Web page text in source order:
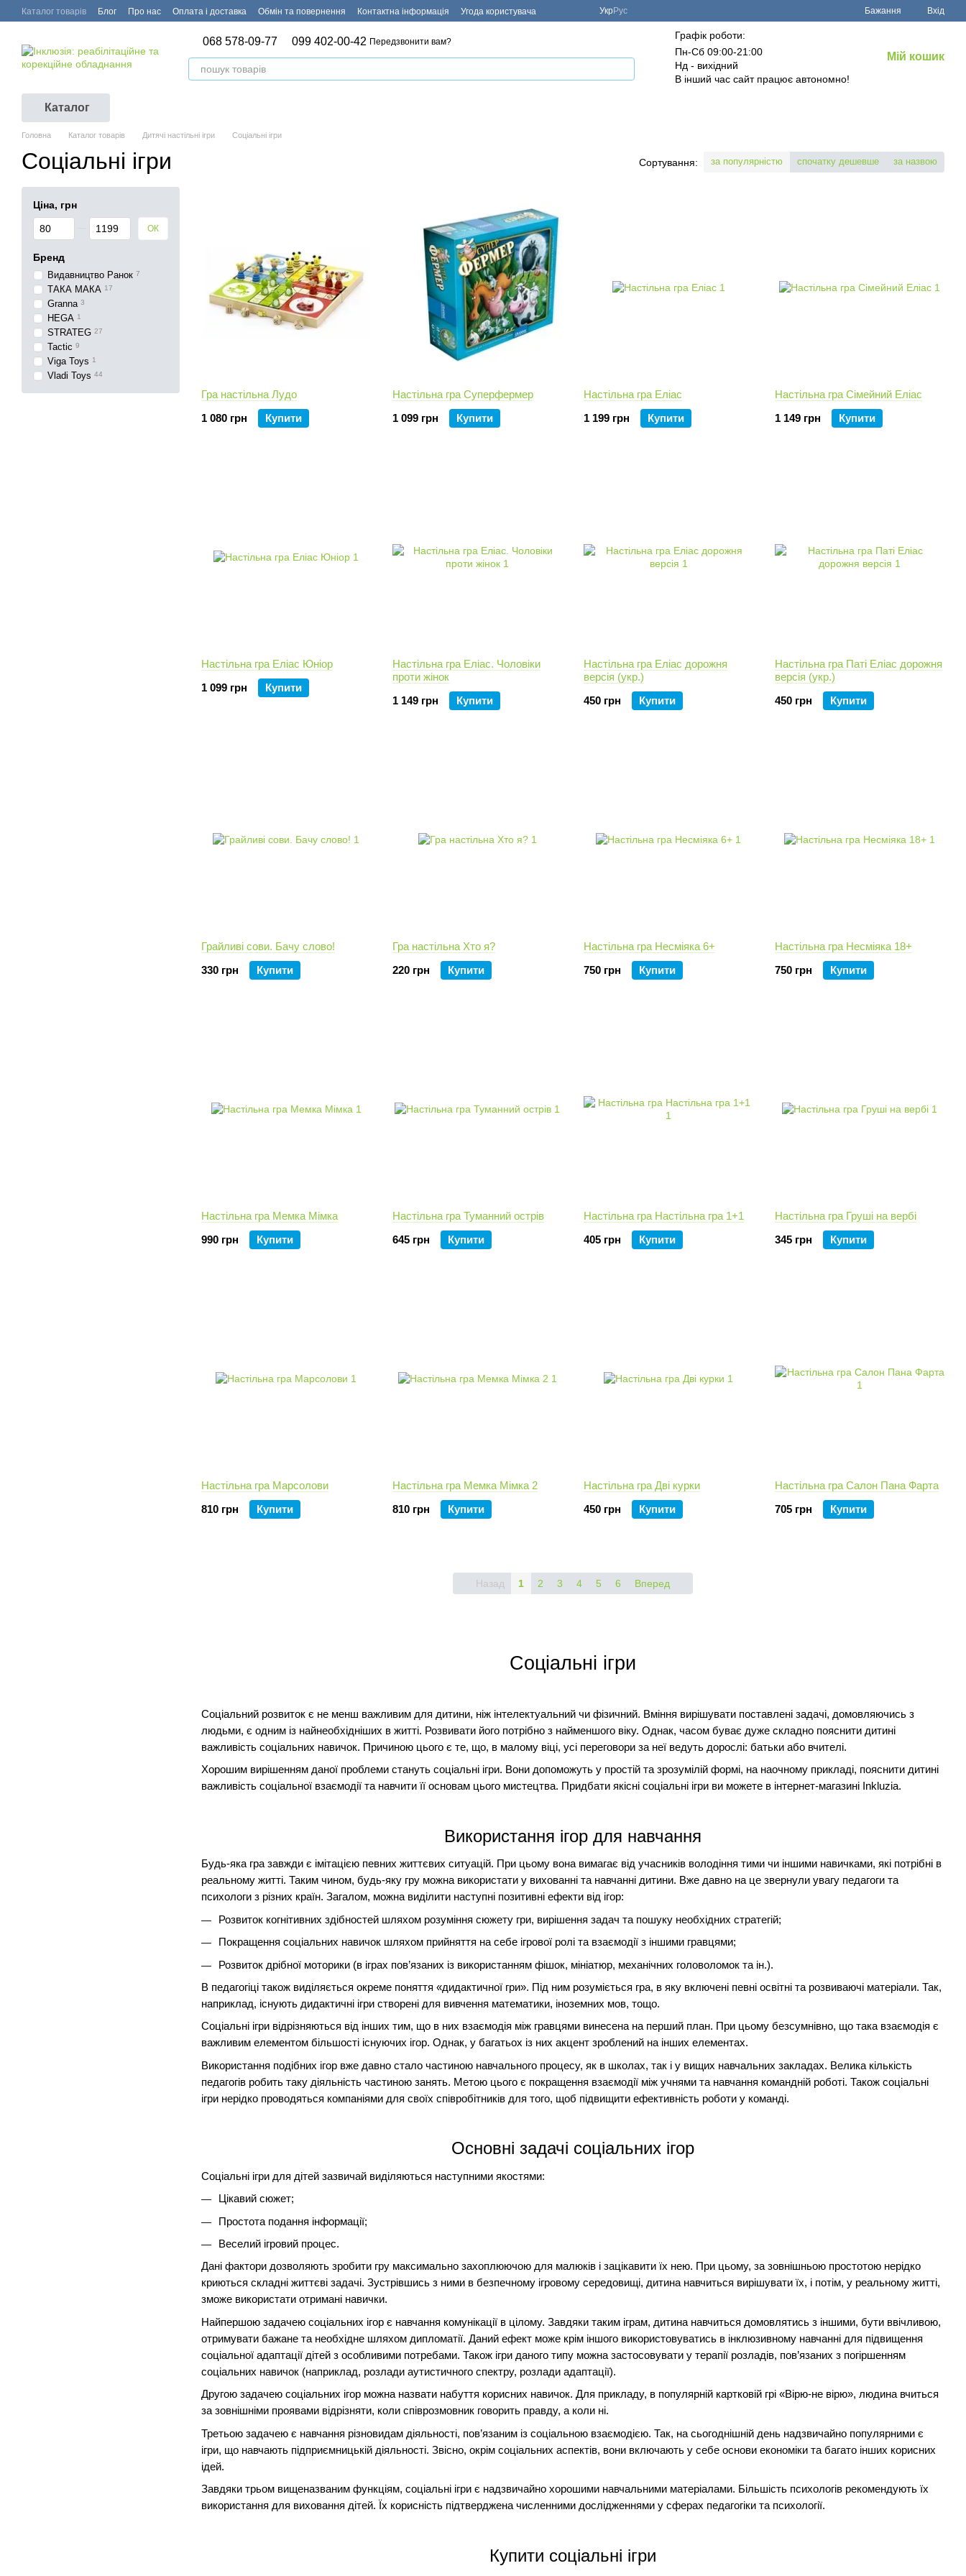
Перейти до основного контенту
Каталог товарів Блог Про нас Оплата і доставка Обмін та повернення Контактна інформація Угода користувача УкрРус Бажання Вхід
068 578-09-77 099 402-00-42 Передзвонити вам?
Графік роботи:
Пн-Сб 09:00-21:00
Нд - вихідний
В інший час сайт працює автономно!
Мій кошик
Каталог
Головна Каталог товарів Дитячі настільні ігри Соціальні ігри
Соціальні ігри Сортування: за популярністю спочатку дешевше за назвою
Соціальні ігри
Соціальний розвиток є не менш важливим для дитини, ніж інтелектуальний чи фізичний. Вміння вирішувати поставлені задачі, домовляючись з
людьми, є одним із найнеобхідніших в житті. Розвивати його потрібно з найменшого віку. Однак, часом буває дуже складно пояснити дитині
важливість соціальних навичок. Причиною цього є те, що, в малому віці, усі переговори за неї ведуть дорослі: батьки або вчителі.
Хорошим вирішенням даної проблеми стануть соціальні ігри. Вони допоможуть у простій та зрозумілій формі, на наочному прикладі, пояснити дитині
важливість соціальної взаємодії та навчити її основам цього мистецтва. Придбати якісні соціальні ігри ви можете в інтернет-магазині Inkluzia.
Використання ігор для навчання
Будь-яка гра завжди є імітацією певних життєвих ситуацій. При цьому вона вимагає від учасників володіння тими чи іншими навичками, які потрібні в
реальному житті. Таким чином, будь-яку гру можна використати у вихованні та навчанні дитини. Вже давно на це звернули увагу педагоги та
психологи з різних країн. Загалом, можна виділити наступні позитивні ефекти від ігор:
Розвиток когнітивних здібностей шляхом розуміння сюжету гри, вирішення задач та пошуку необхідних стратегій;
Покращення соціальних навичок шляхом прийняття на себе ігрової ролі та взаємодії з іншими гравцями;
Розвиток дрібної моторики (в іграх пов’язаних із використанням фішок, мініатюр, механічних головоломок та ін.).
В педагогіці також виділяється окреме поняття «дидактичної гри». Під ним розуміється гра, в яку включені певні освітні та розвиваючі матеріали. Так,
наприклад, існують дидактичні ігри створені для вивчення математики, іноземних мов, тощо.
Соціальні ігри відрізняються від інших тим, що в них взаємодія між гравцями винесена на перший план. При цьому безсумнівно, що така взаємодія є
важливим елементом більшості існуючих ігор. Однак, у багатьох із них акцент зроблений на інших елементах.
Використання подібних ігор вже давно стало частиною навчального процесу, як в школах, так і у вищих навчальних закладах. Велика кількість
педагогів робить таку діяльність частиною занять. Метою цього є покращення взаємодії між учнями та навчання командній роботі. Також соціальні
ігри нерідко проводяться компаніями для своїх співробітників для того, щоб підвищити ефективність роботи у команді.
Основні задачі соціальних ігор
Соціальні ігри для дітей зазвичай виділяються наступними якостями:
Цікавий сюжет;
Простота подання інформації;
Веселий ігровий процес.
Дані фактори дозволяють зробити гру максимально захоплюючою для малюків і зацікавити їх нею. При цьому, за зовнішньою простотою нерідко
криються складні життєві задачі. Зустрівшись з ними в безпечному ігровому середовищі, дитина навчиться вирішувати їх, і потім, у реальному житті,
зможе використати отримані навички.
Найпершою задачею соціальних ігор є навчання комунікації в цілому. Завдяки таким іграм, дитина навчиться домовлятись з іншими, бути ввічливою,
отримувати бажане та необхідне шляхом дипломатії. Даний ефект може крім іншого використовуватись в інклюзивному навчанні для підвищення
соціальної адаптації дітей з особливими потребами. Також ігри даного типу можна застосовувати у терапії розладів, пов’язаних з погіршенням
соціальних навичок (наприклад, розлади аутистичного спектру, розлади адаптації).
Другою задачею соціальних ігор можна назвати набуття корисних навичок. Для прикладу, в популярній картковій грі «Вірю-не вірю», людина вчиться
за зовнішніми проявами відрізняти, коли співрозмовник говорить правду, а коли ні.
Третьою задачею є навчання різновидам діяльності, пов’язаним із соціальною взаємодією. Так, на сьогоднішній день надзвичайно популярними є
ігри, що навчають підприємницькій діяльності. Звісно, окрім соціальних аспектів, вони включають у себе основи економіки та багато інших корисних
ідей.
Завдяки трьом вищеназваним функціям, соціальні ігри є надзвичайно хорошими навчальними матеріалами. Більшість психологів рекомендують їх
використання для виховання дітей. Їх корисність підтверджена численними дослідженнями у сферах педагогіки та психології.
Купити соціальні ігри
Гра настільна Лудо
1 080 грн
Купити
Настільна гра Суперфермер
1 099 грн
Купити
Настільна гра Еліас
1 199 грн
Купити
Настільна гра Сімейний Еліас
1 149 грн
Купити
Настільна гра Еліас Юніор
1 099 грн
Купити
Настільна гра Еліас. Чоловіки
проти жінок
1 149 грн
Купити
Настільна гра Еліас дорожня
версія (укр.)
450 грн
Купити
Настільна гра Паті Еліас дорожня
версія (укр.)
450 грн
Купити
Грайливі сови. Бачу слово!
330 грн
Купити
Гра настільна Хто я?
220 грн
Купити
Настільна гра Несміяка 6+
750 грн
Купити
Настільна гра Несміяка 18+
750 грн
Купити
Настільна гра Мемка Мімка
990 грн
Купити
Настільна гра Туманний острів
645 грн
Купити
Настільна гра Настільна гра 1+1
405 грн
Купити
Настільна гра Груші на вербі
345 грн
Купити
Настільна гра Марсолови
810 грн
Купити
Настільна гра Мемка Мімка 2
810 грн
Купити
Настільна гра Дві курки
450 грн
Купити
Настільна гра Салон Пана Фарта
705 грн
Купити
Назад 1 2 3 4 5 6 Вперед
Ціна, грн
Від Ціна, грн
До Ціна, грн ОК
Бренд
Видавництво Ранок 7
ТАКА МАКА 17
Granna 3
HEGA 1
STRATEG 27
Tactic 9
Viga Toys 1
Vladi Toys 44